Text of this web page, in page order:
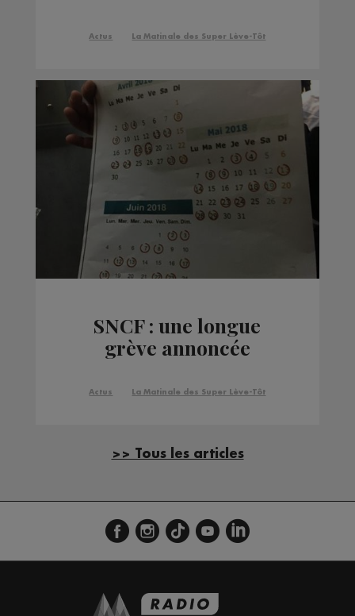
Actus La Matinale des Super Lève-Tôt
SNCF : une longue
grève annoncée
Actus La Matinale des Super Lève-Tôt
>> Tous les articles